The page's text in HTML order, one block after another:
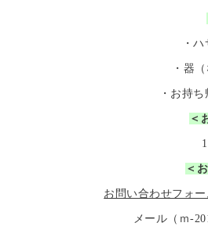
・
・器
・お持
＜
＜
お問い合わせフォー
メール（ｍ-